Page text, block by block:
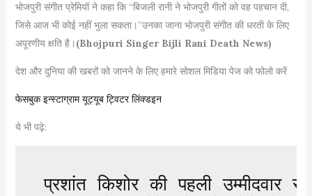
भोजपुरी संगीत प्रेमियों ने कहा कि “बिजली रानी ने भोजपुरी गीतों को वह पहचान दी,
जिसे आज भी कोई नहीं भुला सकता।”उनका जाना भोजपुरी संगीत की धरती के लिए
अपूरणीय क्षति है। (Bhojpuri Singer Bijli Rani Death News)
देश और दुनिया की खबरों को जानने के लिए हमारे सोशल मिडिया पेज को फोलो करें
फेसबुक इन्स्टाग्राम यूट्यूब ट्विटर लिंक्डइन
ये भी पढ़े:
प्रशांत किशोर की पहली